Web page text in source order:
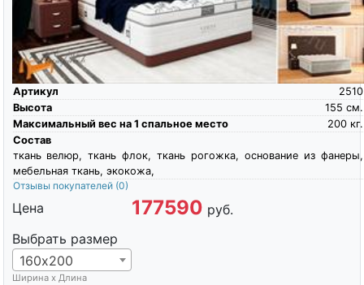
Артикул
2510
Высота
см.
155
Максимальный вес на 1 спальное место
кг.
200
Состав
ткань велюр, ткань флок, ткань рогожка, основание из фанеры,
мебельная ткань, экокожа,
Отзывы покупателей (0)
Цена 177590 руб.
Выбрать размер
160х200
Ширина х Длина